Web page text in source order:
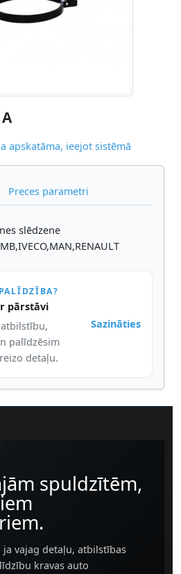
apskatāma, ieejot sistēmā
Preces parametri
slēdzene
pārstāvi
palīdzēsim
detaļu.
Sazināties
spuldzītēm,
ja vajag detaļu, atbilstības
kravas auto